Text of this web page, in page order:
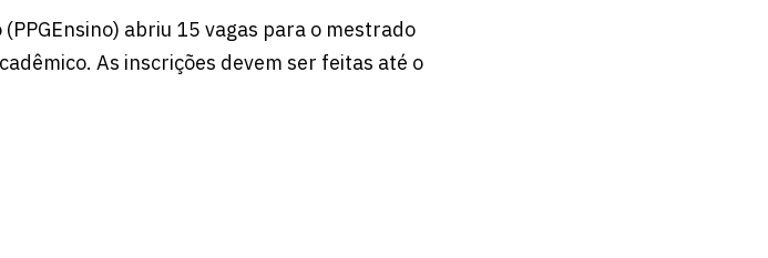
abriu 15 vagas para o mestrado
As inscrições devem ser feitas até o